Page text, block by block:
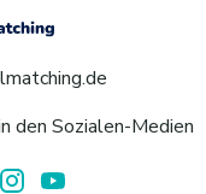
den Sozialen-Medien